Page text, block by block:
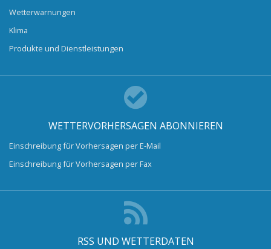
Wetterwarnungen
Klima
Produkte und Dienstleistungen
WETTERVORHERSAGEN ABONNIEREN
Einschreibung für Vorhersagen per E-Mail
Einschreibung für Vorhersagen per Fax
RSS UND WETTERDATEN